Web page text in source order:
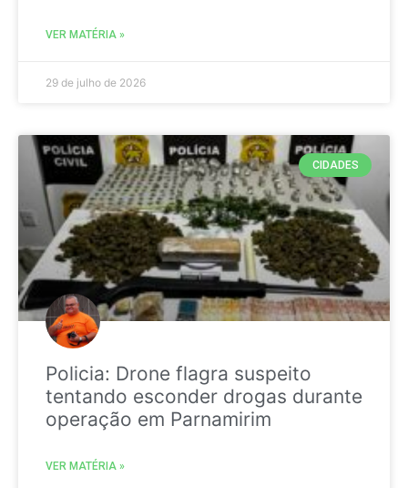
VER MATÉRIA »
29 de julho de 2026
CIDADES
Policia: Drone flagra suspeito
tentando esconder drogas durante
operação em Parnamirim
VER MATÉRIA »